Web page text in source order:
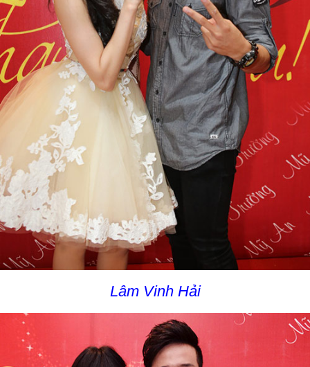
Lâm Vinh Hải